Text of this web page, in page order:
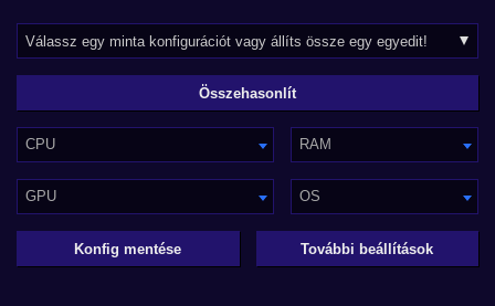
CPU RAM
GPU OS
Konfig mentése További beállítások